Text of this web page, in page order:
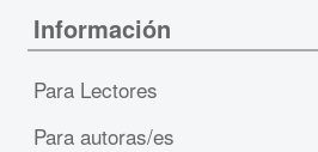
Información
Para Lectores
Para autoras/es